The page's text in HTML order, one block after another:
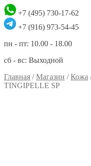
+7 (495) 730-17-62
+7 (916) 973-54-45
пн - пт: 10.00 - 18.00
сб - вс: Выходной
Главная /Магазин /Кожа
TINGIPELLE SP